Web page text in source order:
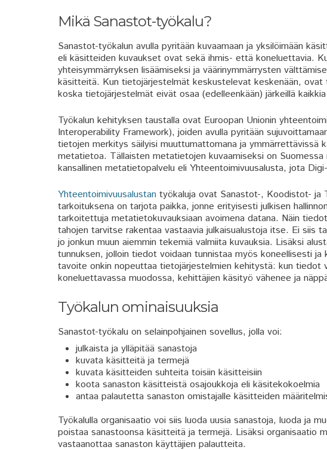
Mikä Sanastot-työkalu?
Sanastot-työkalun avulla pyritään kuvaamaan ja yksilöimään
eli käsitteiden kuvaukset ovat sekä ihmis- että koneluettavia.
yhteisymmärryksen lisäämiseksi ja väärinymmärrysten
käsitteitä. Kun tietojärjestelmät keskustelevat keskenään, ovat
koska tietojärjestelmät eivät osaa (edelleenkään) järkeillä
Työkalun kehityksen taustalla ovat Euroopan Unionin
Interoperability Framework), joiden avulla pyritään
tietojen merkitys säilyisi muuttumattomana ja ymmärrettävissä
metatietoa. Tällaisten metatietojen kuvaamiseksi on
kansallinen metatietopalvelu eli Yhteentoimivuusalusta, jota
Yhteentoimivuusalustan työkaluja ovat Sanastot-, Koodistot- ja
tarkoituksena on tarjota paikka, jonne erityisesti julkisen
tarkoitettuja metatietokuvauksiaan avoimena datana. Näin
tahojen tarvitse rakentaa vastaavia julkaisualustoja itse. Ei siis
jo jonkun muun aiemmin tekemiä valmiita kuvauksia. Lisäksi
tunnuksen, jolloin tiedot voidaan tunnistaa myös koneellisesti
tavoite onkin nopeuttaa tietojärjestelmien kehitystä: kun tiedot
koneluettavassa muodossa, kehittäjien käsityö vähenee ja
Työkalun ominaisuuksia
Sanastot-työkalu on selainpohjainen sovellus, jolla voi:
julkaista ja ylläpitää sanastoja
kuvata käsitteitä ja termejä
kuvata käsitteiden suhteita toisiin käsitteisiin
koota sanaston käsitteistä osajoukkoja eli käsitekokoelmia
antaa palautetta sanaston omistajalle käsitteiden
Työkalulla organisaatio voi siis luoda uusia sanastoja, luoda ja
poistaa sanastoonsa käsitteitä ja termejä. Lisäksi organisaatio
vastaanottaa sanaston käyttäjien palautteita.